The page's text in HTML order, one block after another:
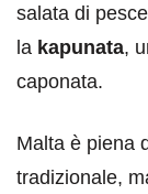
salata di
la kapunata,
caponata.
Malta è piena
tradizionale,